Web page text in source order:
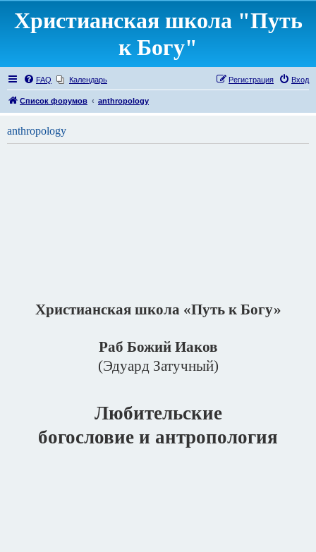
Христианская школа "Путь
к Богу"
FAQ Календарь Вход
Регистрация
Список форумов anthropology
anthropology
Христианская школа «Путь к Богу»
Раб Божий Иаков
(Эдуард Затучный)
Любительские
богословие и антропология